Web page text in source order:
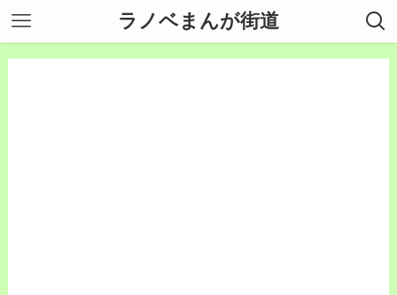
ラノベまんが街道